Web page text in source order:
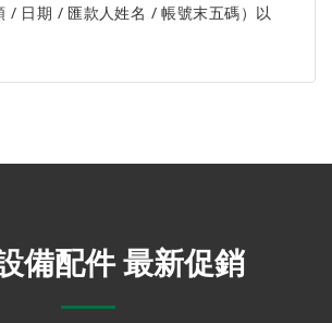
/ 日期 / 匯款人姓名 / 帳號末五碼）以
備配件 最新促銷